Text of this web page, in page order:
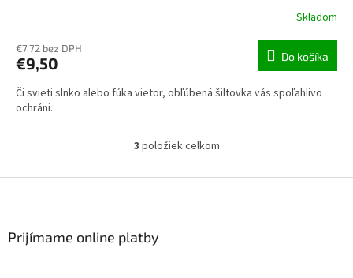
Skladom
€7,72 bez DPH
€9,50 Do košíka
Či svieti slnko alebo fúka vietor, obľúbená šiltovka vás spoľahlivo
ochráni.
Ovládacie prvky výpisu
3 položiek celkom
Prijímame online platby